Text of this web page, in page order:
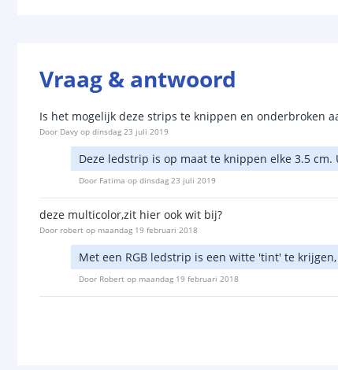
Vraag & antwoord
Is het mogelijk deze strips te knippen en onderbroken
Door Davy op dinsdag 23 juli 2019
Deze ledstrip is op maat te knippen elke 3.5
Door Fatima op dinsdag 23 juli 2019
deze multicolor,zit hier ook wit bij?
Door robert op maandag 19 februari 2018
Met een RGB ledstrip is een witte 'tint' te
Door Robert op maandag 19 februari 2018